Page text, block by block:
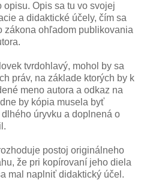
Opis sa tu vo svojej
a didaktické účely, čím sa
zákona ohľadom publikovania
tvrdohlavý, mohol by sa
práv, na základe ktorých by k
meno autora a odkaz na
by kópia musela byť
úryvku a doplnená o
postoj originálneho
že pri kopírovaní jeho diela
mal naplniť didaktický účel.